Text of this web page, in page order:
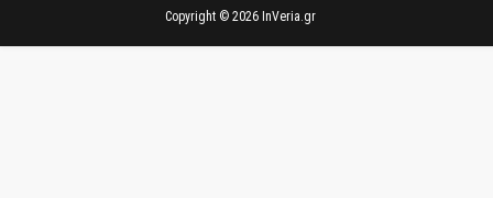
Copyright © 2026 InVeria.gr